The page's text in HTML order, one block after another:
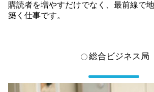
購読者を増やすだけでなく、最前線で
築く仕事です。
総合ビジネス局